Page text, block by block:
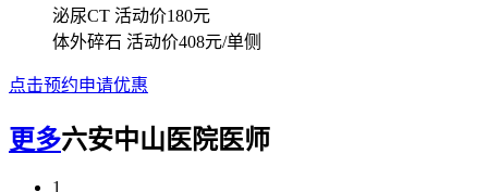
泌尿CT 活动价180元
体外碎石 活动价408元/单侧
点击预约申请优惠
更多六安中山医院医师
1